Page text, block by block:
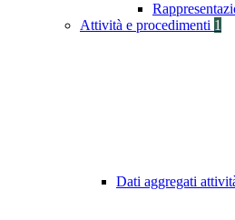
Attività e procedimenti 1
Dati aggregati